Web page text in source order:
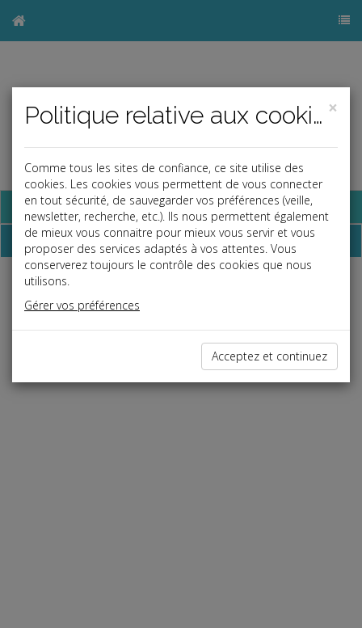
Base documentaire
Dossiers
Espace réservé
×
Politique relative aux cookies
Comme tous les sites de confiance, ce site utilise des
cookies. Les cookies vous permettent de vous connecter
en tout sécurité, de sauvegarder vos préférences (veille,
newsletter, recherche, etc.). Ils nous permettent également
de mieux vous connaitre pour mieux vous servir et vous
proposer des services adaptés à vos attentes. Vous
conserverez toujours le contrôle des cookies que nous
utilisons.
Gérer vos préférences
Acceptez et continuez